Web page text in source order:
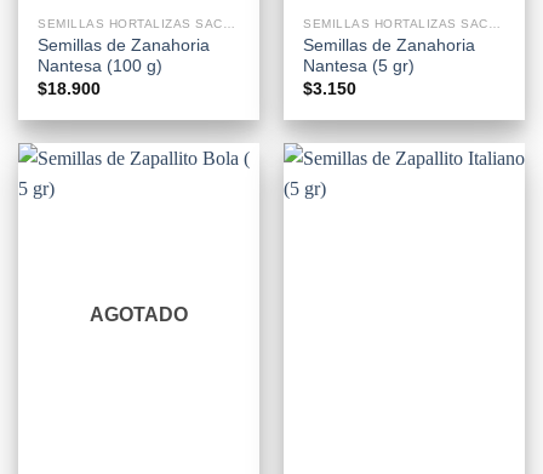
SEMILLAS HORTALIZAS SACHETS
Semillas de Zanahoria
Nantesa (100 g)
$18.900
SEMILLAS HORTALIZAS SACHETS
Semillas de Zanahoria
Nantesa (5 gr)
$3.150
AGOTADO